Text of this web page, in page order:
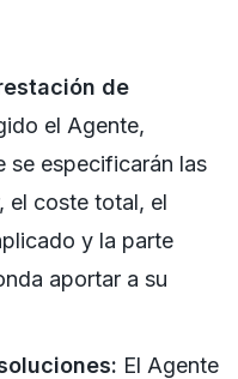
de
el Agente,
se especificarán las
el coste total, el
y la parte
aportar a su
El Agente